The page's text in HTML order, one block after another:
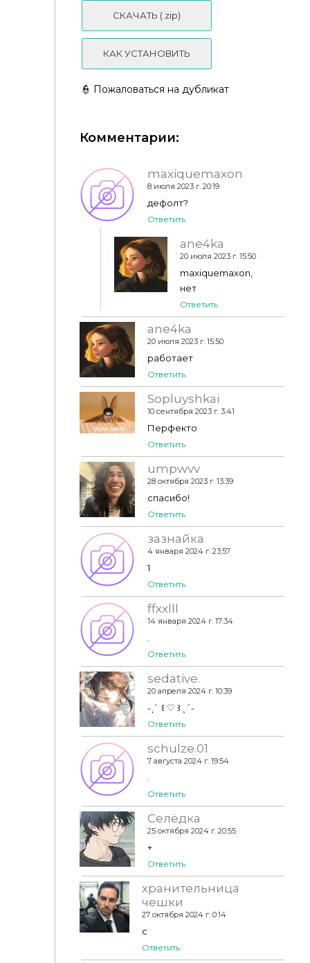
Скин лица "CALLUNA" для Симс 4
СКАЧАТЬ (.zip)
КАК УСТАНОВИТЬ
👮 Пожаловаться на дубликат
Комментарии:
maxiquemaxon
8 июля 2023 г. 20:19
дефолт?
Ответить
ane4ka
20 июля 2023 г. 15:50
maxiquemaxon,
нет
Ответить
ane4ka
20 июля 2023 г. 15:50
работает
Ответить
Sopluyshkai
10 сентября 2023 г. 3:41
Перфекто
Ответить
umpwvv
28 октября 2023 г. 13:39
спасибо!
Ответить
зазнайка
4 января 2024 г. 23:57
1
Ответить
ffxxlll
14 января 2024 г. 17:34
.
Ответить
sedative.
20 апреля 2024 г. 10:39
˗ˏˋ ꒰ ♡ ꒱ ˎˊ˗
Ответить
schulze.01
7 августа 2024 г. 19:54
.
Ответить
Селёдка
25 октября 2024 г. 20:55
+
Ответить
хранительница
чешки
27 октября 2024 г. 0:14
с
Ответить